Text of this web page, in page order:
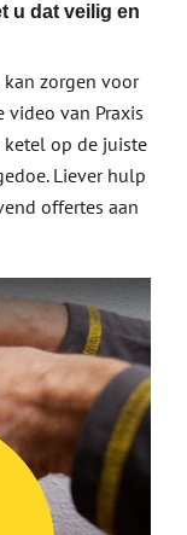
u dat veilig en
zorgen voor
video van Praxis
op de juiste
Liever hulp
offertes aan